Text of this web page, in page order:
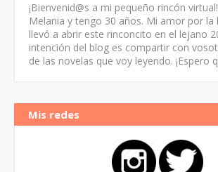
¡Bienvenid@s a mi pequeño rincón
Melania y tengo 30 años. Mi amor por la
llevó a abrir este rinconcito en el lejano
intención del blog es compartir con
de las novelas que voy leyendo. ¡Espero
Mis redes